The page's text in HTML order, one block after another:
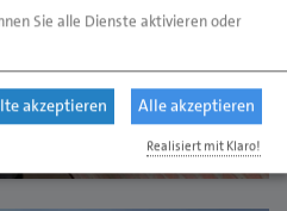
Sie alle Dienste aktivieren oder
akzeptieren Alle akzeptieren
Realisiert mit Klaro!